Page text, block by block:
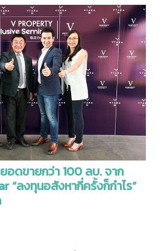
อดขายกว่า 100 ลบ. จาก
“ลงทุนอสังหากี่ครั้งก็กำไร”